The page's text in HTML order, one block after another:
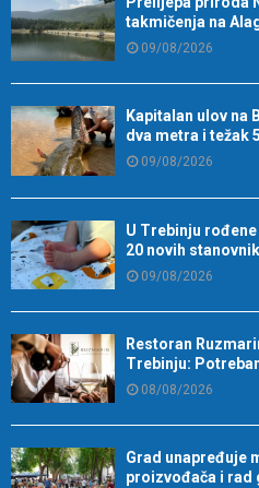
takmičenja na
09/08/2026
Kapitalan ulov na
dva metra i težak
09/08/2026
U Trebinju
20 novih
09/08/2026
Restoran
Trebinju:
08/08/2026
Grad unapređuje
proizvođača i rad